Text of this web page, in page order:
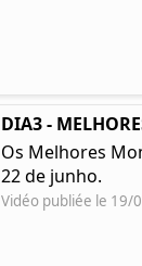
DIA3 -
Os Melhores
22 de junho.
Vidéo publiée le 19/